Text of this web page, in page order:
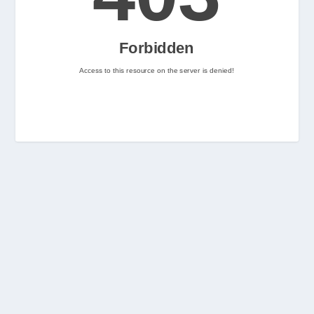
2
Nintenhype.Cat @nintenhype.cat
📅 Ja tenim aquí els
setmana? 👀